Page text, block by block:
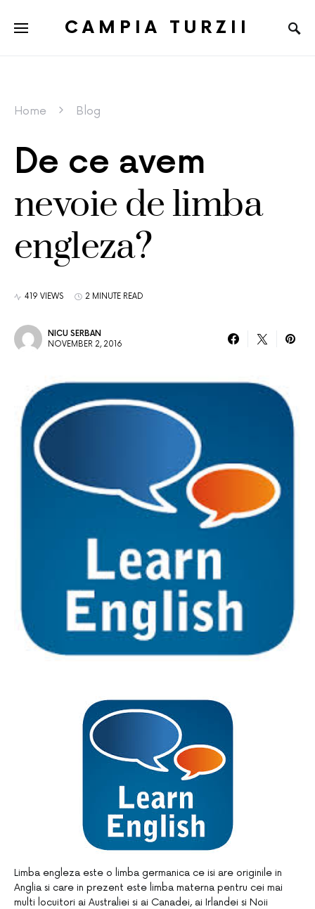
CAMPIA TURZII
Home Blog
De ce avem
nevoie de limba
engleza?
419 VIEWS 2 MINUTE READ
NICU SERBAN
NOVEMBER 2, 2016
Limba engleza este o limba germanica ce isi are originile in
Anglia si care in prezent este limba materna pentru cei mai
multi locuitori ai Australiei si ai Canadei, ai Irlandei si Noii